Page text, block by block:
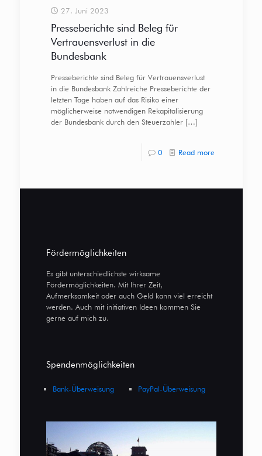
27. Juni 2023
Presseberichte sind Beleg für
Vertrauensverlust in die
Bundesbank
Presseberichte sind Beleg für Vertrauensverlust
in die Bundesbank Zahlreiche Presseberichte der
letzten Tage haben auf das Risiko einer
möglicherweise notwendigen Rekapitalisierung
der Bundesbank durch den Steuerzahler[…]
0 Read more
Fördermöglichkeiten
Es gibt unterschiedlichste wirksame
Fördermöglichkeiten. Mit Ihrer Zeit,
Aufmerksamkeit oder auch Geld kann viel erreicht
werden. Auch mit initiativen Ideen kommen Sie
gerne auf mich zu.
Spendenmöglichkeiten
Bank-Überweisung PayPal-Überweisung